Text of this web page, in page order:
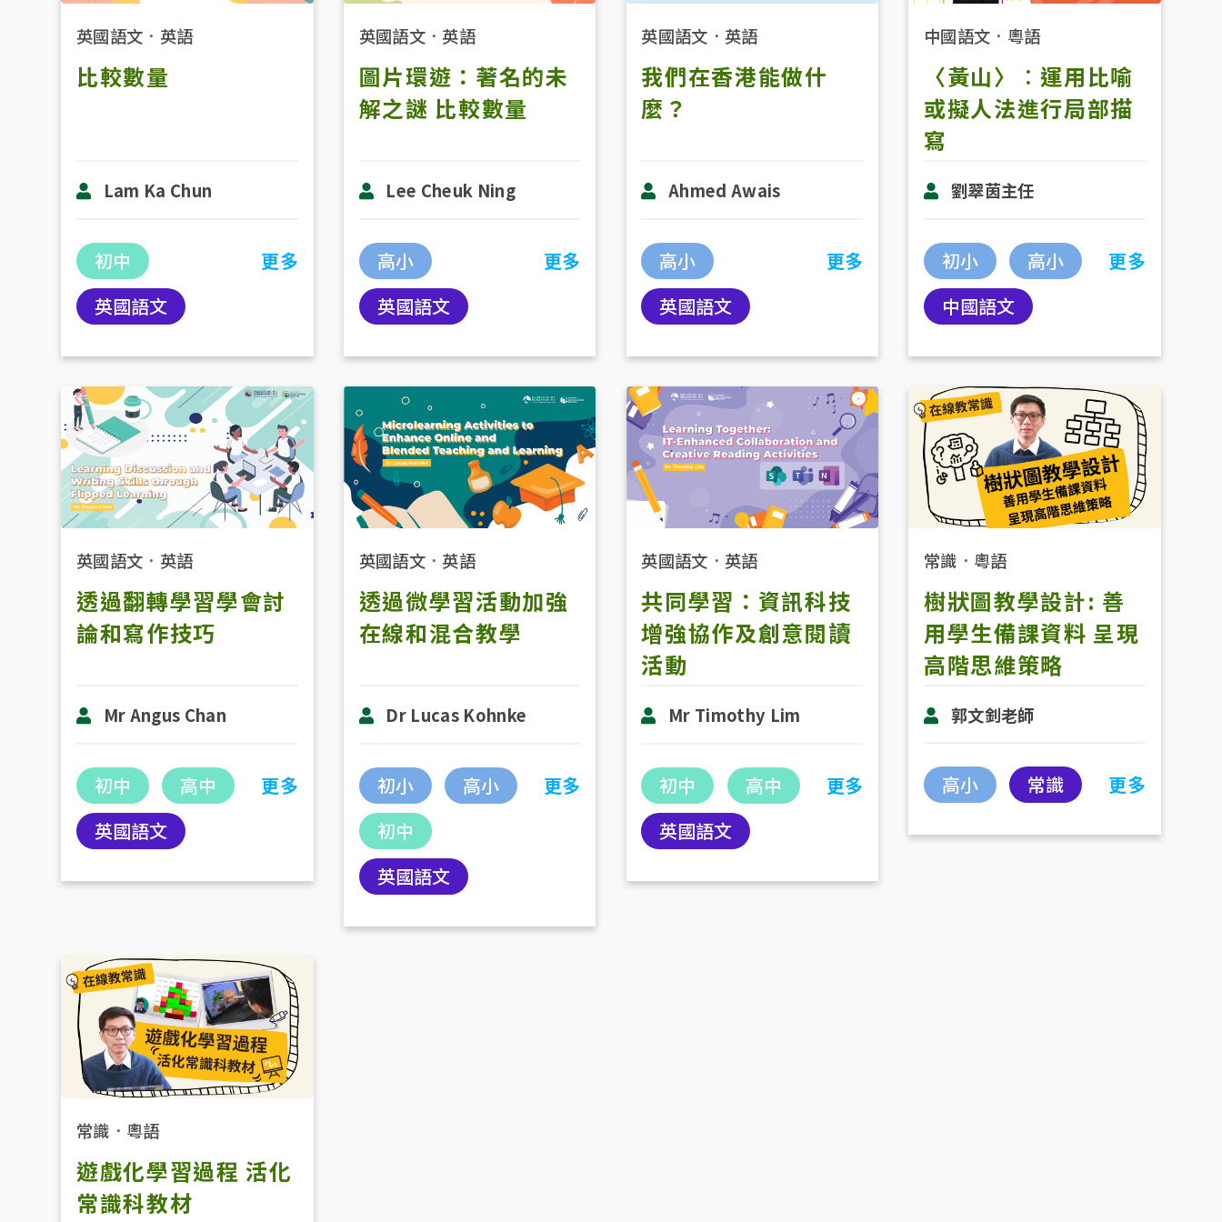
英國語文 ． 英語
比較數量
Lam Ka Chun
初中
英國語文
更多
英國語文． 英語
圖片環遊：著名的未
解之謎 比較數量
Lee Cheuk Ning
高小
英國語文
更多
英國語文 ． 英語
我們在香港能做什
麼？
Ahmed Awais
高小
英國語文
更多
中國語文 ． 粵語
〈黃山〉︰運用比喻
或擬人法進行局部描
寫
劉翠茵主任
初小
高小
中國語文
更多
英國語文 ． 英語
透過翻轉學習學會討
論和寫作技巧
Mr Angus Chan
初中
高中
英國語文
更多
英國語文． 英語
透過微學習活動加強
在線和混合教學
Dr Lucas Kohnke
初小
高小
初中
英國語文
更多
英國語文 ． 英語
共同學習：資訊科技
增強協作及創意閱讀
活動
Mr Timothy Lim
初中
高中
英國語文
更多
常識 ． 粵語
樹狀圖教學設計: 善
用學生備課資料 呈現
高階思維策略
郭文釗老師
高小 常識 更多
常識 ． 粵語
遊戲化學習過程 活化
常識科教材